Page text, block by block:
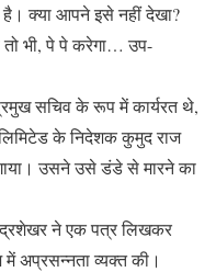
है। क्या आपने इसे नहीं देखा?
तो भी, पे पे करेगा… उप-
सचिव के रूप में कार्यरत थे,
के निदेशक कुमुद राज
उसने उसे डंडे से मारने का
चंद्रशेखर ने एक पत्र लिखकर
अप्रसन्नता व्यक्त की।